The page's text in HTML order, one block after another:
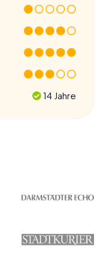
14 Jahre